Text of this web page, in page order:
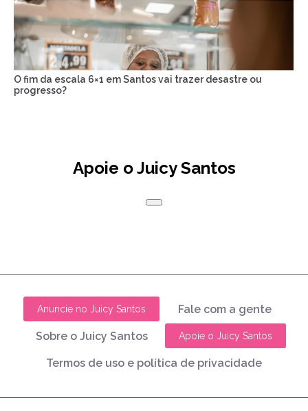
O fim da escala 6×1 em Santos vai trazer desastre ou
progresso?
Apoie o Juicy Santos
Anuncie no Juicy Santos Fale com a gente
Sobre o Juicy Santos Apoie o Juicy Santos
Termos de uso e política de privacidade